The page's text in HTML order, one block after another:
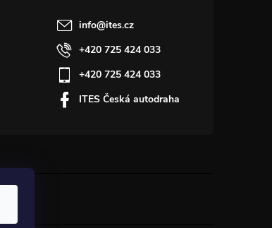
info@ites.cz
+420 725 424 033
+420 725 424 033
ITES Česká autodraha